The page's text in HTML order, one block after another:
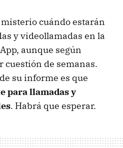
cuándo estarán
y videollamadas en la
aunque según
cuestión de semanas.
su informe es que
para llamadas y
. Habrá que esperar.